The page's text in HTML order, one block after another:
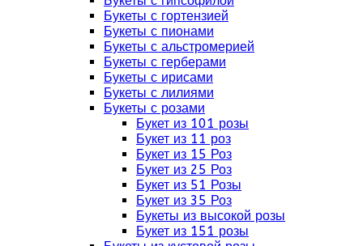
Букеты с гортензией
Букеты с пионами
Букеты с альстромерией
Букеты с герберами
Букеты с ирисами
Букеты с лилиями
Букеты с розами
Букет из 101 розы
Букет из 11 роз
Букет из 15 Роз
Букет из 25 Роз
Букет из 51 Розы
Букет из 35 Роз
Букеты из высокой розы
Букет из 151 розы